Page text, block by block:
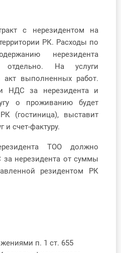
с нерезидентом на
РК. Расходы по
нерезидента
отдельно. На услуги
акт выполненных работ.
НДС за нерезидента и
о проживанию будет
(гостиница), выставит
и счет-фактуру.
ТОО должно
нерезидента от суммы
резидентом РК
п. 1 ст. 655